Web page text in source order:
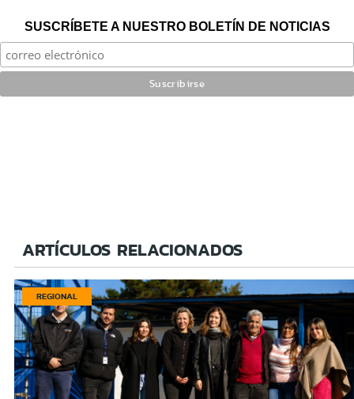
SUSCRÍBETE A NUESTRO BOLETÍN DE NOTICIAS
ARTÍCULOS RELACIONADOS
REGIONAL